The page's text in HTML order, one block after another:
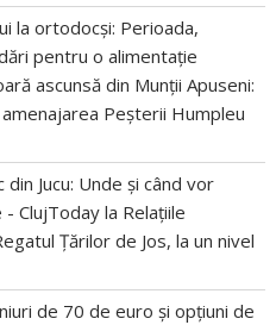
la ortodocși: Perioada,
pentru o alimentație
ascunsă din Munții Apuseni:
Peșterii Humpleu
Jucu: Unde și când vor
- ClujToday la Relațiile
Țărilor de Jos, la un nivel
de 70 de euro și opțiuni de